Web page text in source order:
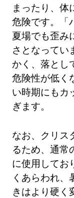
まったり、体
危険です。「
夏場でも歪み
さとなってい
かく、落とし
危険性が低く
い時期にもカ
ぎます。
なお、クリス
るため、通常
に使用してお
くあらわれ、
きはより硬く